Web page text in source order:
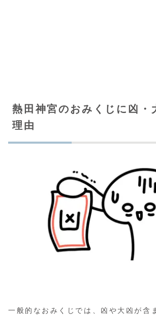
熱田神宮のおみくじに凶・
理由
一般的なおみくじでは、凶や大凶が含